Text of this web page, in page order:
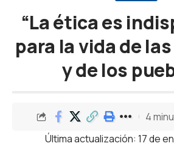
“La ética es
para la vida de
y de los
Última actualización: 17 de
4